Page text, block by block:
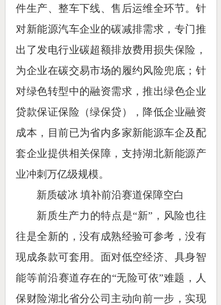
件生产、整车下线、售后运维全环节。针
对新能源汽车企业的碳减排需求，专门推
出了发电行业碳超额排放费用损失保险，
为企业在碳交易市场的履约风险兜底；针
对绿色转型中的融资需求，推出绿色企业
贷款保证保险（绿保贷），降低企业融资
成本，目前已为省内多家新能源车企及配
套企业提供相关保障，支持湖北新能源产
业冲刺万亿级规模。
新质破冰 填补前沿赛道保障空白
新质生产力的特点是“新”，风险也往
往是全新的，没有成熟经验可参考，没有
现成条款可套用。面对低空经济、具身智
能等前沿赛道存在的“无险可依”难题，人
保财险湖北省分公司主动向前一步，实现